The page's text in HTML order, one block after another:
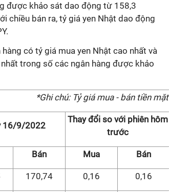
được khảo sát dao động từ 158,3
chiều bán ra, tỷ giá yen Nhật dao động
Y.
hàng có tỷ giá muayen Nhật cao nhất và
trong số các ngân hàng được khảo
*Ghi chú: Tỷ giá mua - bán tiền mặt
16/9/2022
Thay đổi so với phiên hôm
trước
Bán Mua Bán
170,74 0,16 0,16